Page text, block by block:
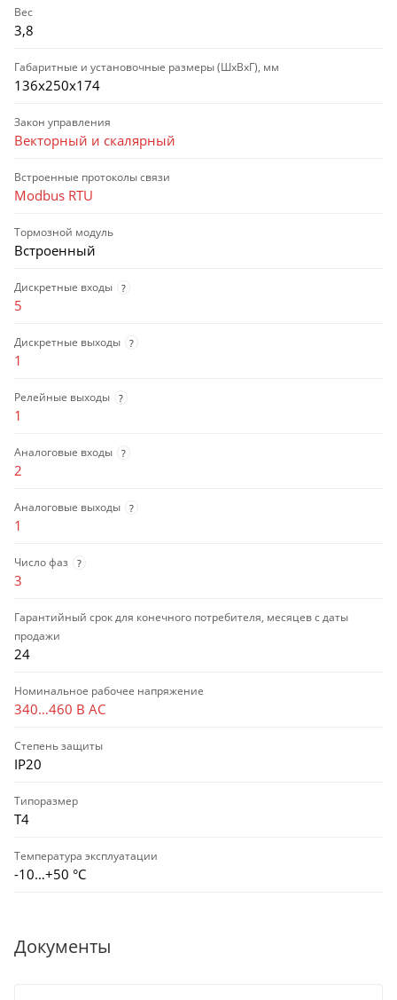
Вес
3,8
Габаритные и установочные размеры (ШхВхГ), мм
136х250х174
Закон управления
Векторный и скалярный
Встроенные протоколы связи
Modbus RTU
Тормозной модуль
Встроенный
Дискретные входы ?
5
Дискретные выходы ?
1
Релейные выходы ?
1
Аналоговые входы ?
2
Аналоговые выходы ?
1
Число фаз ?
3
Гарантийный срок для конечного потребителя, месяцев с даты
продажи
24
Номинальное рабочее напряжение
340…460 В AC
Степень защиты
IP20
Типоразмер
T4
Температура эксплуатации
-10…+50 °С
Документы